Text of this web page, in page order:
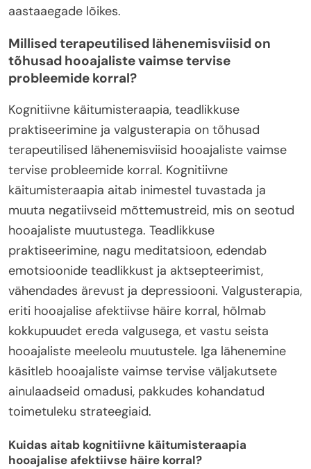
aastaaegade lõikes.
Millised terapeutilised lähenemisviisid on
tõhusad hooajaliste vaimse tervise
probleemide korral?
Kognitiivne käitumisteraapia, teadlikkuse
praktiseerimine ja valgusterapia on tõhusad
terapeutilised lähenemisviisid hooajaliste vaimse
tervise probleemide korral. Kognitiivne
käitumisteraapia aitab inimestel tuvastada ja
muuta negatiivseid mõttemustreid, mis on seotud
hooajaliste muutustega. Teadlikkuse
praktiseerimine, nagu meditatsioon, edendab
emotsioonide teadlikkust ja aktsepteerimist,
vähendades ärevust ja depressiooni. Valgusterapia,
eriti hooajalise afektiivse häire korral, hõlmab
kokkupuudet ereda valgusega, et vastu seista
hooajaliste meeleolu muutustele. Iga lähenemine
käsitleb hooajaliste vaimse tervise väljakutsete
ainulaadseid omadusi, pakkudes kohandatud
toimetuleku strateegiaid.
Kuidas aitab kognitiivne käitumisteraapia
hooajalise afektiivse häire korral?